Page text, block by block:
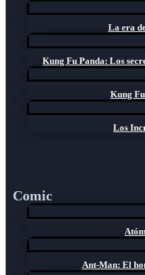
La era
Kung Fu Panda: Los
Kung
Los
Comic
Ant-Man: El